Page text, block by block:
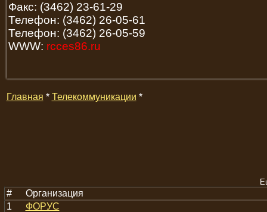
Факс: (3462) 23-61-29
Телефон: (3462) 26-05-61
Телефон: (3462) 26-05-59
WWW: rcces86.ru
Главная * Телекоммуникации *
#
Организация
1
ФОРУС